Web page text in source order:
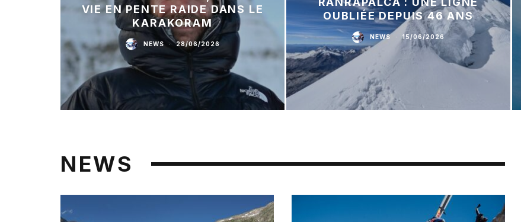
VIE EN PENTE RAIDE DANS LE
KARAKORAM
NEWS · 28/06/2026
OUBLIÉE DEPUIS 46 ANS
NEWS · 15/06/2026
NEWS